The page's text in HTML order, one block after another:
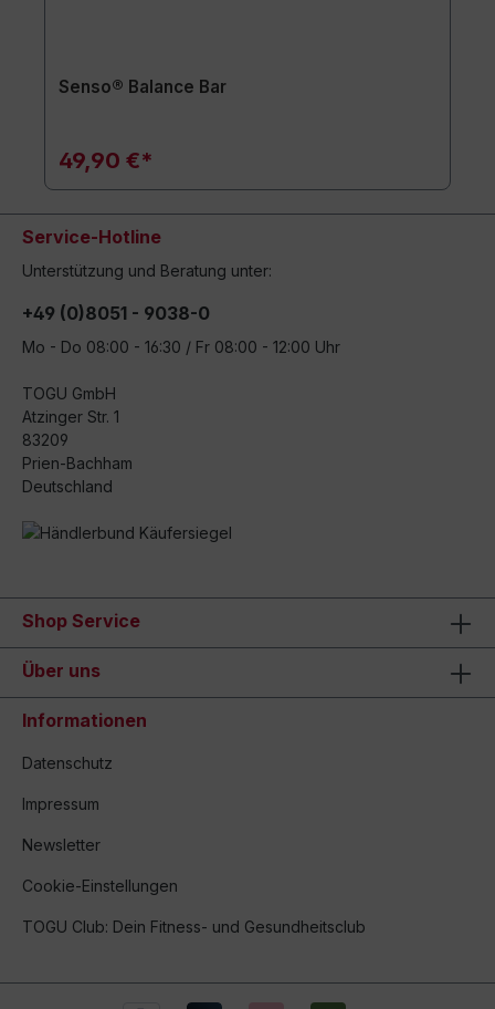
Senso® Balance Bar
49,90 €*
Service-Hotline
Unterstützung und Beratung unter:
+49 (0)8051 - 9038-0
Mo - Do 08:00 - 16:30 / Fr 08:00 - 12:00 Uhr
TOGU GmbH
Atzinger Str. 1
83209
Prien-Bachham
Deutschland
Shop Service
Über uns
Informationen
Datenschutz
Impressum
Newsletter
Cookie-Einstellungen
TOGU Club: Dein Fitness- und Gesundheitsclub